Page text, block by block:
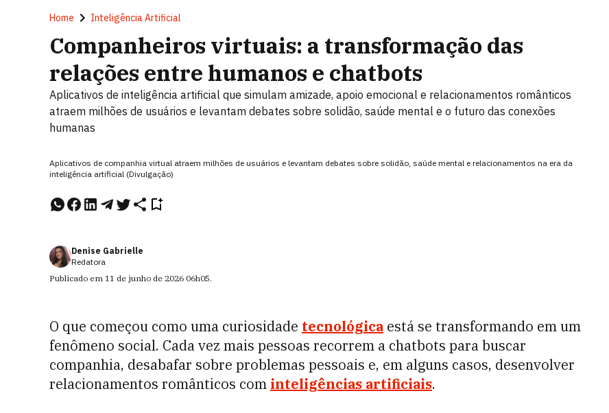
Home Inteligência Artificial
Companheiros virtuais: a transformação das
relações entre humanos e chatbots
Aplicativos de inteligência artificial que simulam amizade, apoio emocional e relacionamentos românticos
atraem milhões de usuários e levantam debates sobre solidão, saúde mental e o futuro das conexões
humanas
Aplicativos de companhia virtual atraem milhões de usuários e levantam debates sobre solidão, saúde mental e relacionamentos na era da
inteligência artificial (Divulgação)
Denise Gabrielle
Redatora
Publicado em 11 de junho de 2026 06h05.
O que começou como uma curiosidade tecnológica está se transformando em um
fenômeno social. Cada vez mais pessoas recorrem a chatbots para buscar
companhia, desabafar sobre problemas pessoais e, em alguns casos, desenvolver
relacionamentos românticos com inteligências artificiais.